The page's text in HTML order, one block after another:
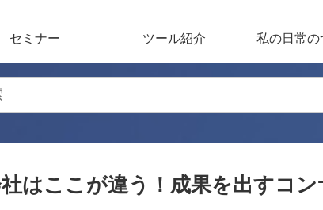
セミナー ツール紹介 私の日常の
はここが違う！成果を出すコ